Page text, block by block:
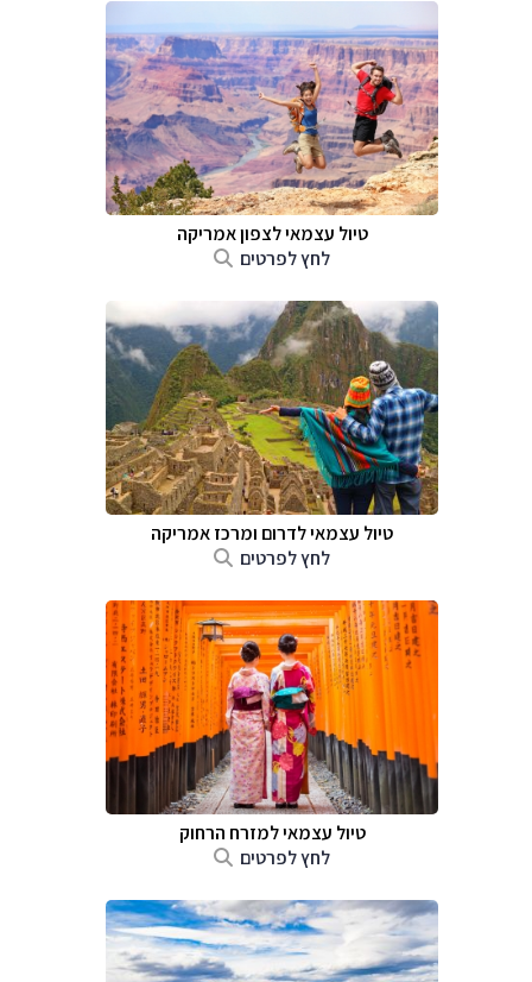
טיול עצמאי לצפון אמריקה
לחץ לפרטים
טיול עצמאי לדרום ומרכז אמריקה
לחץ לפרטים
טיול עצמאי למזרח הרחוק
לחץ לפרטים